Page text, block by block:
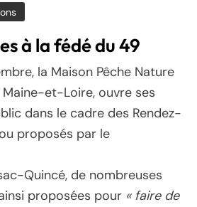
à la fédé du 49
la Maison Pêche Nature
et-Loire, ouvre ses
dans le cadre des Rendez-
proposés par le
Quincé, de nombreuses
proposées pour « faire de